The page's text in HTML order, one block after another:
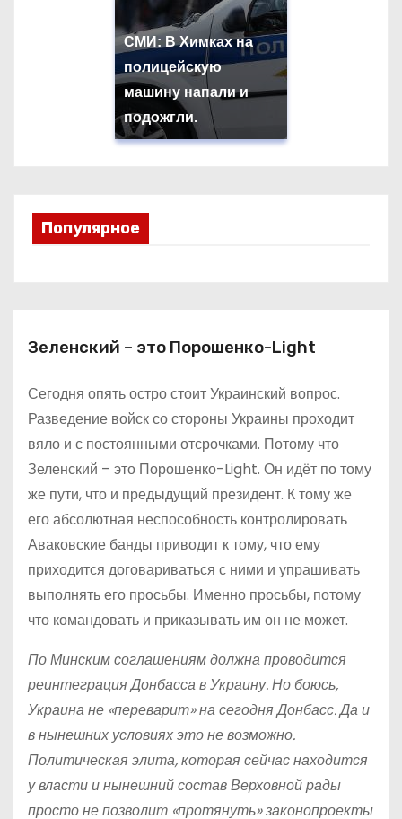
СМИ: В Химках на
полицейскую
машину напали и
подожгли.
Популярное
Зеленский – это Порошенко-Light
Сегодня опять остро стоит Украинский вопрос.
Разведение войск со стороны Украины проходит
вяло и с постоянными отсрочками. Потому что
Зеленский – это Порошенко-Light. Он идёт по тому
же пути, что и предыдущий президент. К тому же
его абсолютная неспособность контролировать
Аваковские банды приводит к тому, что ему
приходится договариваться с ними и упрашивать
выполнять его просьбы. Именно просьбы, потому
что командовать и приказывать им он не может.
По Минским соглашениям должна проводится
реинтеграция Донбасса в Украину. Но боюсь,
Украина не «переварит» на сегодня Донбасс. Да и
в нынешних условиях это не возможно.
Политическая элита, которая сейчас находится
у власти и нынешний состав Верховной рады
просто не позволит «протянуть» законопроекты